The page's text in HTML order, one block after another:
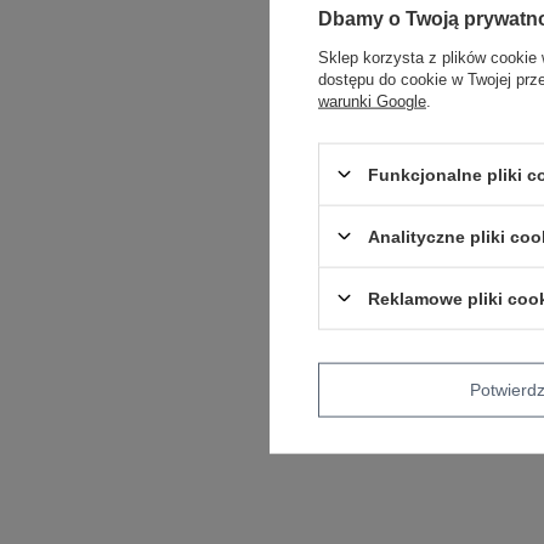
Dbamy o Twoją
Sklep korzysta z plików cookie
dostępu do cookie w Twojej
warunki Google
Funkcjonalne pliki
Analityczne pliki
Reklamowe pliki